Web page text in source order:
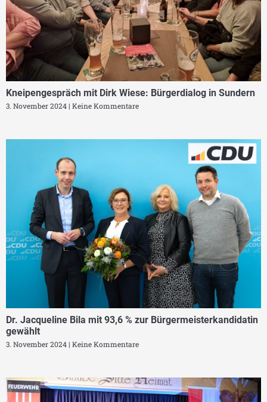
Kneipengespräch mit Dirk Wiese: Bürgerdialog in Sundern
3. November 2024 Keine Kommentare
Dr. Jacqueline Bila mit 93,6 % zur Bürgermeisterkandidatin
gewählt
3. November 2024 Keine Kommentare